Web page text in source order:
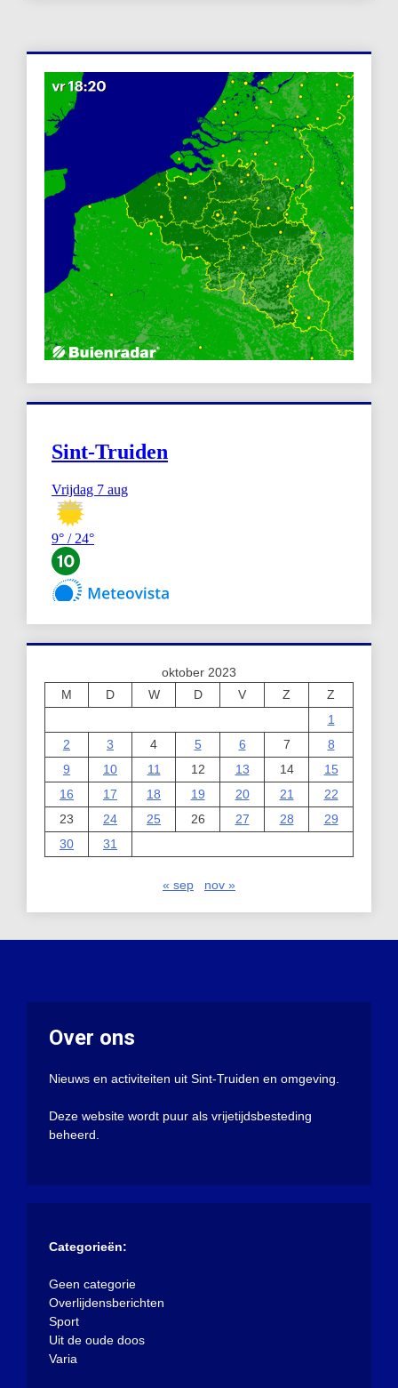
oktober 2023
M
D W D V Z
Z
1
2
3 4 5 6 7
8
9
10 11 12 13 14
15
16
17 18 19 20 21
22
23
24 25 26 27 28
29
30
31
« sep nov »
Over ons
Nieuws en activiteiten uit Sint-Truiden en omgeving.
Deze website wordt puur als vrijetijdsbesteding
beheerd.
Categorieën:
Geen categorie
Overlijdensberichten
Sport
Uit de oude doos
Varia